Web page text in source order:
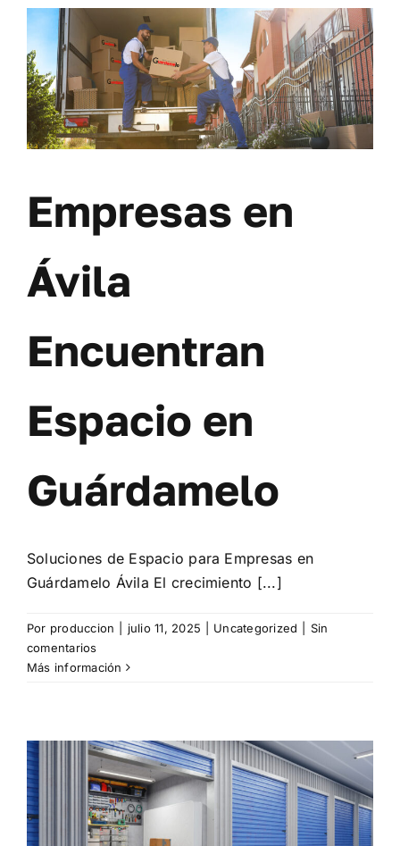
Empresas en
Ávila
Encuentran
Espacio en
Guárdamelo
Soluciones de Espacio para Empresas en
Guárdamelo Ávila El crecimiento [...]
Por produccion julio 11, 2025 Uncategorized
Sin
comentarios
Más información